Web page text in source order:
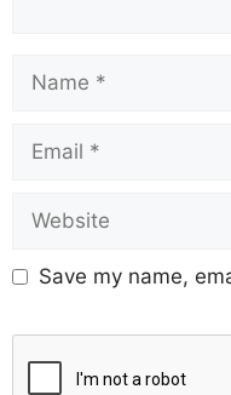
Save my name,